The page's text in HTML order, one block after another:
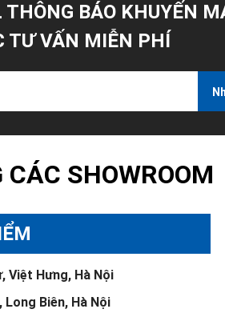
BÁO KHUYẾN
TƯ VẤN MIỄN PHÍ
CÁC SHOWROOM
Việt Hưng, Hà Nội
Long Biên, Hà Nội